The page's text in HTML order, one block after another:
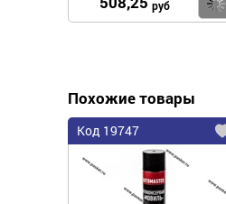
руб
Похожие товары
Код 19747